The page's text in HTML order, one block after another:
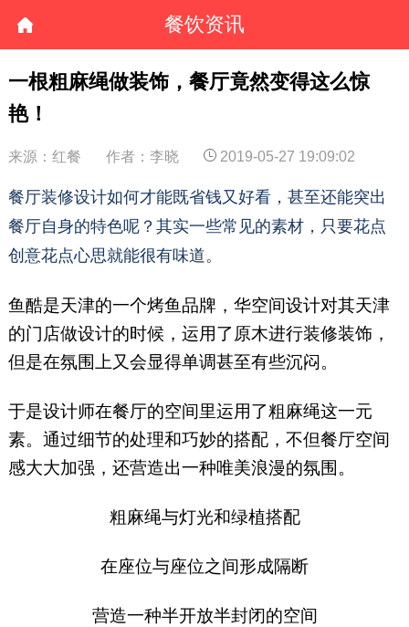
餐饮资讯
一根粗麻绳做装饰，餐厅竟然变得这么惊
艳！
来源：红餐 作者：李晓 2019-05-27 19:09:02
餐厅装修设计如何才能既省钱又好看，甚至还能突出
餐厅自身的特色呢？其实一些常见的素材，只要花点
创意花点心思就能很有味道。
鱼酷是天津的一个烤鱼品牌，华空间设计对其天津
的门店做设计的时候，运用了原木进行装修装饰，
但是在氛围上又会显得单调甚至有些沉闷。
于是设计师在餐厅的空间里运用了粗麻绳这一元
素。通过细节的处理和巧妙的搭配，不但餐厅空间
感大大加强，还营造出一种唯美浪漫的氛围。
粗麻绳与灯光和绿植搭配
在座位与座位之间形成隔断
营造一种半开放半封闭的空间